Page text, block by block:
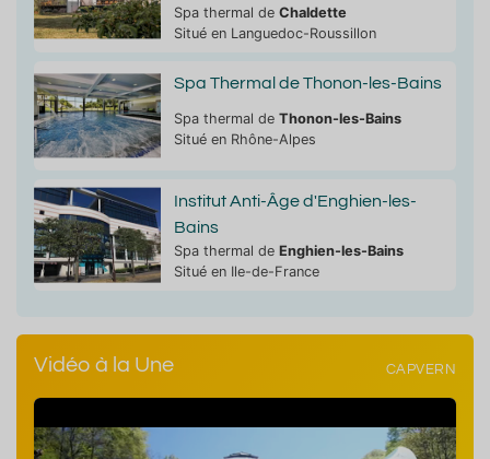
Spa thermal de Chaldette
Situé en Languedoc-Roussillon
Spa Thermal de Thonon-les-Bains
Spa thermal de Thonon-les-Bains
Situé en Rhône-Alpes
Institut Anti-Âge d'Enghien-les-
Bains
Spa thermal de Enghien-les-Bains
Situé en Ile-de-France
Vidéo à la Une CAPVERN